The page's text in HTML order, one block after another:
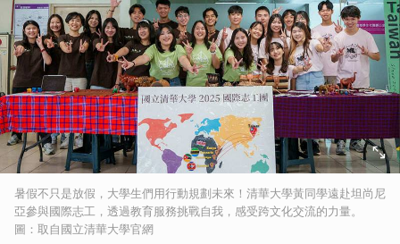
暑假不只是放假，大學生們用行動規劃未來！清華大學黃同學遠赴坦尚尼
亞參與國際志工，透過教育服務挑戰自我，感受跨文化交流的力量。
圖：取自國立清華大學官網